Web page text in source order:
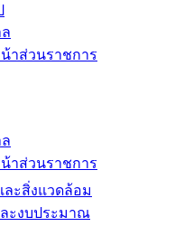
าส่วนราชการ
ะสิ่งแวดล้อม
ะงบประมาณ
าส่วนราชการ
งอายุ 65 ปีขึ้นไป และกลุ่ม
วัคซีนป้องกันโรคไข้หวัด
ามารถ walk-in ได้เลย